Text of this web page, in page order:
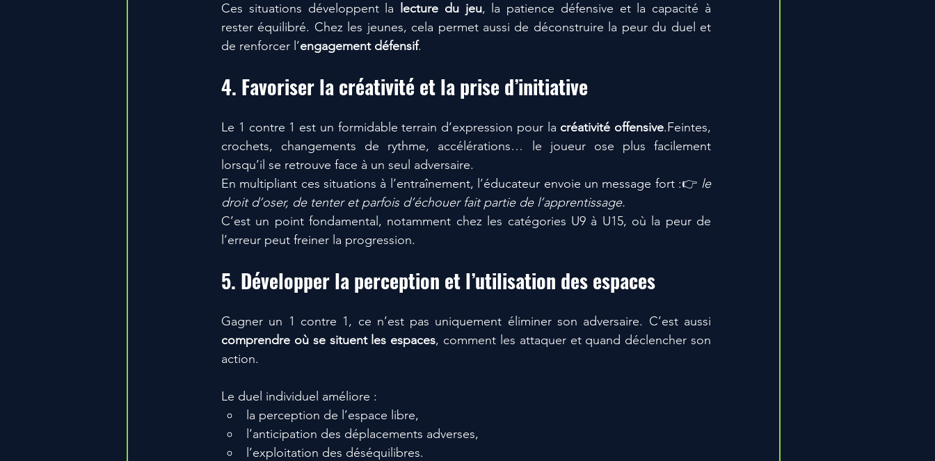
Ces situations développent la lecture du jeu, la patience défensive et la capacité à
rester équilibré. Chez les jeunes, cela permet aussi de déconstruire la peur du duel et
de renforcer l’engagement défensif.
4. Favoriser la créativité et la prise d’initiative
Le 1 contre 1 est un formidable terrain d’expression pour la créativité offensive.Feintes,
crochets, changements de rythme, accélérations… le joueur ose plus facilement
lorsqu’il se retrouve face à un seul adversaire.
En multipliant ces situations à l’entraînement, l’éducateur envoie un message fort :👉 le
droit d’oser, de tenter et parfois d’échouer fait partie de l’apprentissage.
C’est un point fondamental, notamment chez les catégories U9 à U15, où la peur de
l’erreur peut freiner la progression.
5. Développer la perception et l’utilisation des espaces
comprendre où se situent les espaces, comment les attaquer et quand déclencher son
action.
Le duel individuel améliore :
la perception de l’espace libre,
l’anticipation des déplacements adverses,
l’exploitation des déséquilibres.